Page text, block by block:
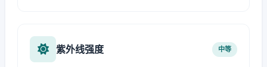
紫外线强度 中等